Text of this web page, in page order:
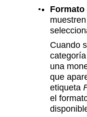
Formato
Cuando
una
que
etiqueta
el